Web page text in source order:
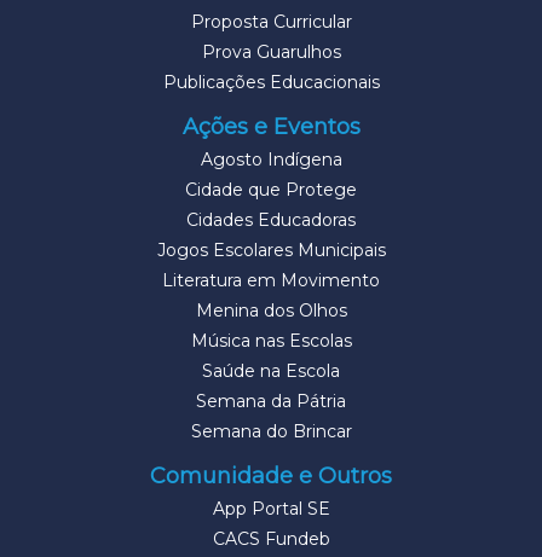
Proposta Curricular
Prova Guarulhos
Publicações Educacionais
Ações e Eventos
Agosto Indígena
Cidade que Protege
Cidades Educadoras
Jogos Escolares Municipais
Literatura em Movimento
Menina dos Olhos
Música nas Escolas
Saúde na Escola
Semana da Pátria
Semana do Brincar
Comunidade e Outros
App Portal SE
CACS Fundeb